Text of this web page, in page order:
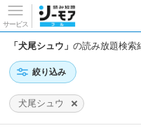
サービス
「犬尾シュウ」の読み放題検索
絞り込み
犬尾シュウ